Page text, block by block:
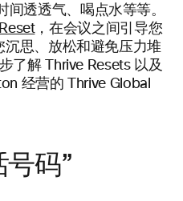
透透气、喝点水等等。
，在会议之间引导您
思、放松和避免压力堆
了解 Thrive Resets 以及
经营的 Thrive Global
号码”